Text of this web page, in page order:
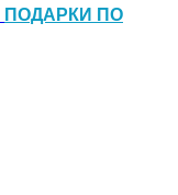
ПОДАРКИ ПО